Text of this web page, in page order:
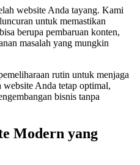
website Anda tayang. Kami
untuk memastikan
berupa pembaruan konten,
masalah yang mungkin
rutin untuk menjaga
website Anda tetap optimal,
bisnis tanpa
Modern yang